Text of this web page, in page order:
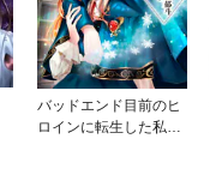
バッドエンド目前のヒ
ロインに転生した私、